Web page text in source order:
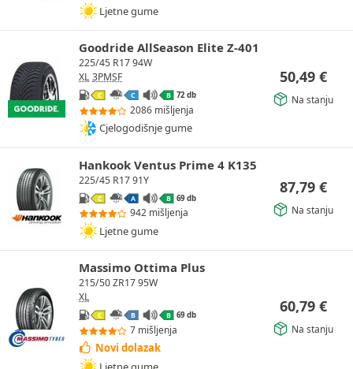
Ljetne gume
Goodride AllSeason Elite Z-401
225/45 R17 94W
XL 3PMSF
C C B 72 db
2086 mišljenja
Cjelogodišnje gume
50,49 €
Na stanju
Hankook Ventus Prime 4 K135
225/45 R17 91Y
C A B 69 db
942 mišljenja
Ljetne gume
87,79 €
Na stanju
Massimo Ottima Plus
215/50 ZR17 95W
XL
C B B 69 db
7 mišljenja
Novi dolazak
60,79 €
Na stanju